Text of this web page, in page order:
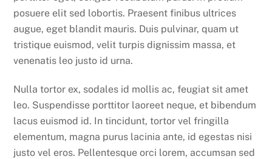
posuere elit sed lobortis. Praesent finibus ultrices
augue, eget blandit mauris. Duis pulvinar, quam ut
tristique euismod, velit turpis dignissim massa, et
venenatis leo justo id urna.
Nulla tortor ex, sodales id mollis ac, feugiat sit amet
leo. Suspendisse porttitor laoreet neque, et bibendum
lacus euismod id. In tincidunt, tortor vel fringilla
elementum, magna purus lacinia ante, id egestas nisi
justo vel eros. Pellentesque orci lorem, accumsan sed